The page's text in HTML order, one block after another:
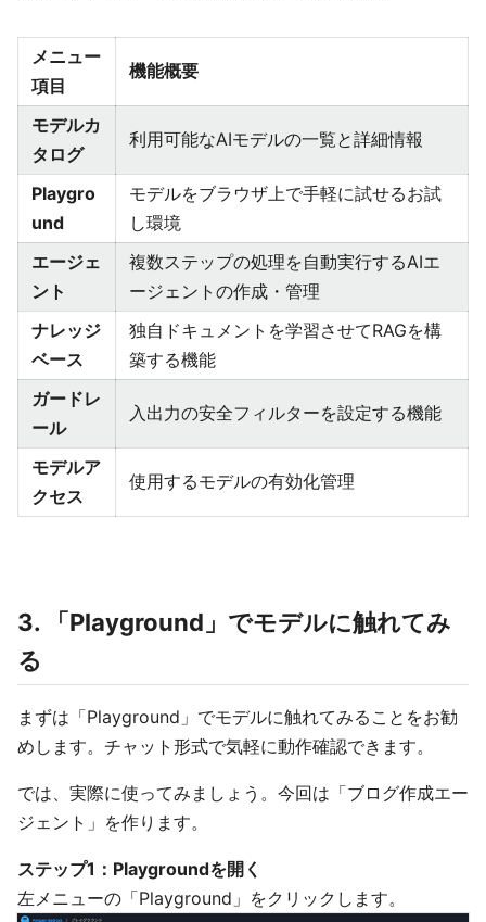
メニュー
項目
機能概要
モデルカ
タログ
利用可能なAIモデルの一覧と詳細情報
Playgro
und
モデルをブラウザ上で手軽に試せるお試
し環境
エージェ
ント
複数ステップの処理を自動実行するAIエ
ージェントの作成・管理
ナレッジ
ベース
独自ドキュメントを学習させてRAGを構
築する機能
ガードレ
ール
入出力の安全フィルターを設定する機能
モデルア
クセス
使用するモデルの有効化管理
3. 「Playground」でモデルに触れてみ
る
まずは「Playground」でモデルに触れてみることをお勧
めします。チャット形式で気軽に動作確認できます。
では、実際に使ってみましょう。今回は「ブログ作成エー
ジェント」を作ります。
ステップ1：Playgroundを開く
左メニューの「Playground」をクリックします。